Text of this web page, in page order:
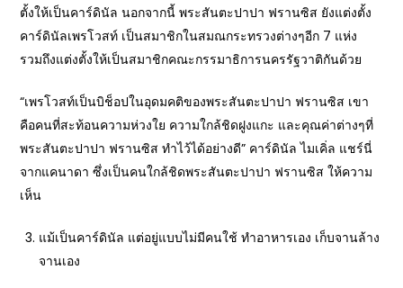
ตั้งให้เป็นคาร์ดินัล นอกจากนี้ พระสันตะปาปา ฟรานซิส ยังแต่งตั้ง
คาร์ดินัลเพรโวสท์ เป็นสมาชิกในสมณกระทรวงต่างๆอีก 7 แห่ง
รวมถึงแต่งตั้งให้เป็นสมาชิกคณะกรรมาธิการนครรัฐวาติกันด้วย
“เพรโวสท์เป็นบิช็อปในอุดมคติของพระสันตะปาปา ฟรานซิส เขา
คือคนที่สะท้อนความห่วงใย ความใกล้ชิดฝูงแกะ และคุณค่าต่างๆที่
พระสันตะปาปา ฟรานซิส ทำไว้ได้อย่างดี” คาร์ดินัล ไมเคิ่ล แชร์นี่
จากแคนาดา ซึ่งเป็นคนใกล้ชิดพระสันตะปาปา ฟรานซิส ให้ความ
เห็น
แม้เป็นคาร์ดินัล แต่อยู่แบบไม่มีคนใช้ ทำอาหารเอง เก็บจานล้าง
จานเอง